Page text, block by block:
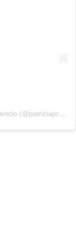
Una publicación compartida de Patricia Prudencio (@patriciaprudencio98)